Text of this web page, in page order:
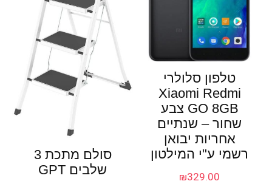
טלפון סלולרי
Xiaomi Redmi
GO 8GB צבע
שחור – שנתיים
אחריות יבואן
רשמי ע"י המילטון
₪329.00
סולם מתכת 3
שלבים GPT